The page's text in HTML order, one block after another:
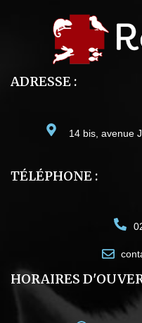
ADRESSE :
14 bis, avenue
TÉLÉPHONE :
HORAIRES